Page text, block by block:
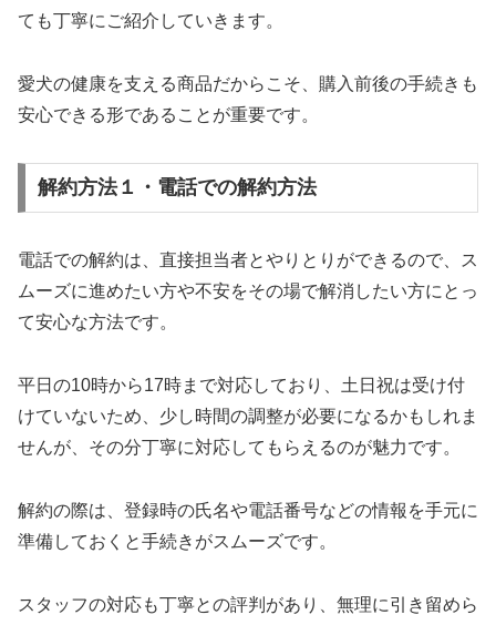
ても丁寧にご紹介していきます。
愛犬の健康を支える商品だからこそ、購入前後の手続きも
安心できる形であることが重要です。
解約方法１・電話での解約方法
電話での解約は、直接担当者とやりとりができるので、ス
ムーズに進めたい方や不安をその場で解消したい方にとっ
て安心な方法です。
平日の10時から17時まで対応しており、土日祝は受け付
けていないため、少し時間の調整が必要になるかもしれま
せんが、その分丁寧に対応してもらえるのが魅力です。
解約の際は、登録時の氏名や電話番号などの情報を手元に
準備しておくと手続きがスムーズです。
スタッフの対応も丁寧との評判があり、無理に引き留めら